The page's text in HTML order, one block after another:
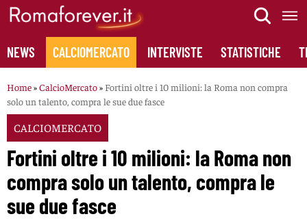
Skip
content
NEWS CALCIOMERCATO INTERVISTE STATISTICHE
Home»CalcioMercato» Fortini oltre i 10 milioni: la Roma non compra
solo un talento, compra le sue due fasce
CALCIOMERCATO
Fortini oltre i 10 milioni: la Roma non
compra solo un talento, compra le
sue due fasce